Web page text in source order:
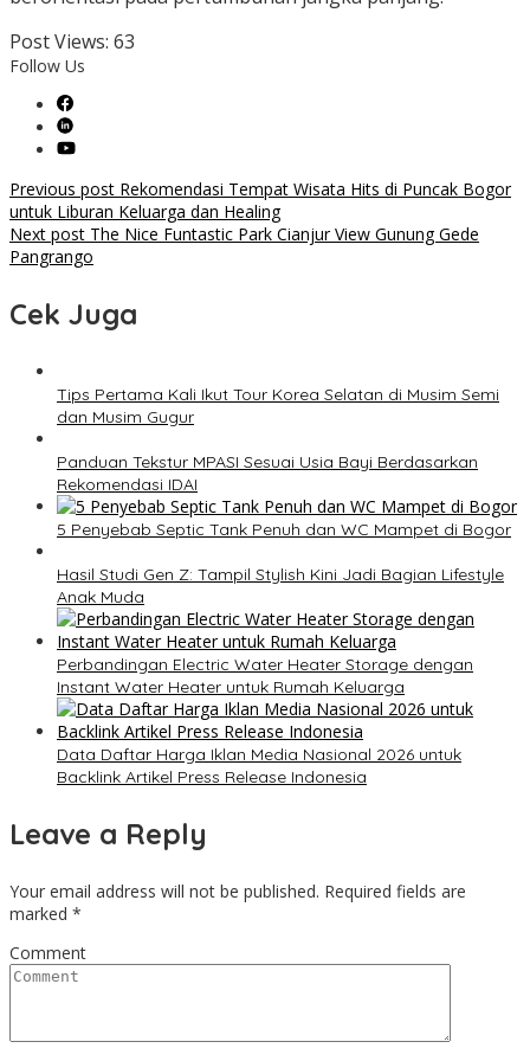
Post Views: 63
Follow Us
Post
navigation
Previous post Rekomendasi Tempat Wisata Hits di Puncak Bogor
untuk Liburan Keluarga dan Healing
Next post The Nice Funtastic Park Cianjur View Gunung Gede
Pangrango
Cek Juga
Tips Pertama Kali Ikut Tour Korea Selatan di Musim Semi
dan Musim Gugur
Panduan Tekstur MPASI Sesuai Usia Bayi Berdasarkan
Rekomendasi IDAI
5 Penyebab Septic Tank Penuh dan WC Mampet di Bogor
Hasil Studi Gen Z: Tampil Stylish Kini Jadi Bagian Lifestyle
Anak Muda
Perbandingan Electric Water Heater Storage dengan
Instant Water Heater untuk Rumah Keluarga
Data Daftar Harga Iklan Media Nasional 2026 untuk
Backlink Artikel Press Release Indonesia
Leave a Reply
Your email address will not be published. Required fields are
marked *
Comment